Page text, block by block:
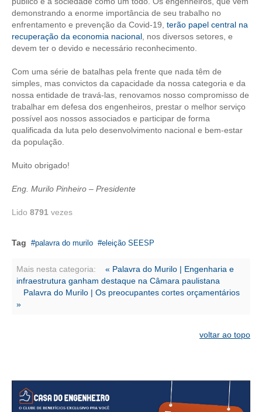
CONTATO
CURSOS
ENGENHEIRO EMPREENDEDOR
SEESP EDUCAÇÃO
PLATAFORMAS GRATUITAS
BENEFÍCIOS
APOSENTADORIA
CONVÊNIOS
PLANO DE SAÚDE
SEESPPREV
CAMPANHAS SALARIAIS
CONTEÚDO ESPECIAL
JORNAL DO ENGENHEIRO
demonstrando a enorme importância de seu trabalho no
enfrentamento e prevenção da Covid-19, terão papel central na
recuperação da economia nacional , nos diversos setores, e
devem ter o devido e necessário reconhecimento.
Com uma série de batalhas pela frente que nada têm de
simples, mas convictos da capacidade da nossa categoria e da
nossa entidade de travá-las, renovamos nosso compromisso de
trabalhar em defesa dos engenheiros, prestar o melhor serviço
possível aos nossos associados e participar de forma
qualificada da luta pelo desenvolvimento nacional e bem-estar
da população.
Muito obrigado!
Eng. Murilo Pinheiro – Presidente
Lido 8791 vezes
Tag palavra do murilo eleição SEESP
Mais nesta categoria:
« Palavra do Murilo | Engenharia e
infraestrutura ganham destaque na Câmara paulistana
Palavra do Murilo | Os preocupantes cortes orçamentários
»
voltar ao topo